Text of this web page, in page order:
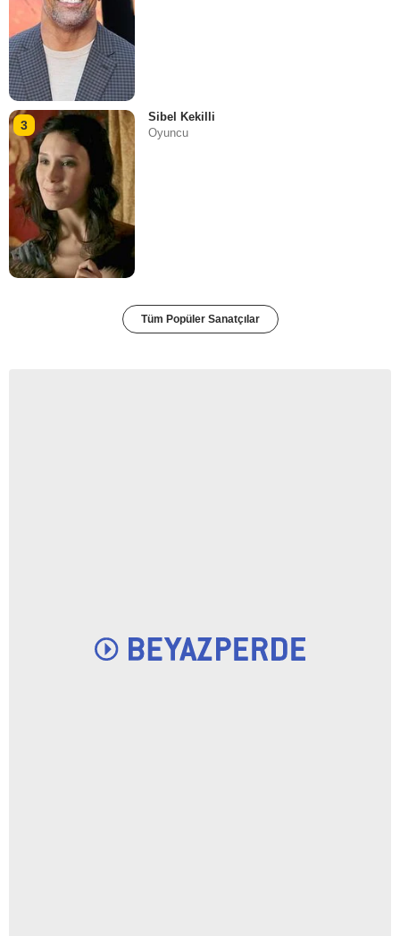
3
Sibel Kekilli
Oyuncu
Tüm Popüler Sanatçılar